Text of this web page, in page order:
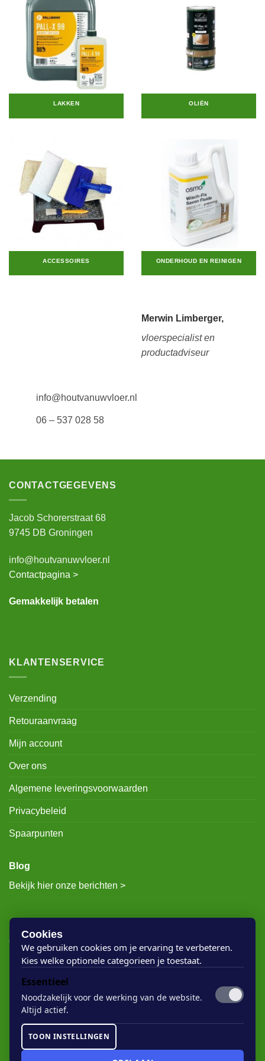
LAKKEN OLIËN
ACCESSOIRES ONDERHOUD EN REINIGEN
Merwin Limberger,
vloerspecialist en
productadviseur
info@houtvanuwvloer.nl
06 – 537 028 58
CONTACTGEGEVENS
Jacob Schorerstraat 68
9745 DB Groningen
info@houtvanuwvloer.nl
Contactpagina >
Gemakkelijk betalen
KLANTENSERVICE
Verzending
Retouraanvraag
Mijn account
Over ons
Algemene leveringsvoorwaarden
Privacybeleid
Spaarpunten
Blog
Bekijk hier onze berichten >
Rigostep Skylt
Rubio Monocoat Oil Plus 2c
Houten vloer lak
Floorservice Onderhoudsolie
Rubio Monocoat Soap
Cookies
We gebruiken cookies om je ervaring te verbeteren.
Kies welke optionele categorieen je toestaat.
Essentieel
Noodzakelijk voor de werking van de website.
Altijd actief.
TOON INSTELLINGEN